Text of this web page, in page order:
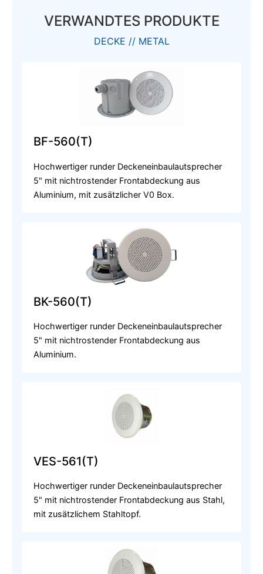
VERWANDTES PRODUKTE
DECKE // METAL
BF-560(T)
Hochwertiger runder Deckeneinbaulautsprecher
5" mit nichtrostender Frontabdeckung aus
Aluminium, mit zusätzlicher V0 Box.
BK-560(T)
Hochwertiger runder Deckeneinbaulautsprecher
5" mit nichtrostender Frontabdeckung aus
Aluminium.
VES-561(T)
Hochwertiger runder Deckeneinbaulautsprecher
5" mit nichtrostender Frontabdeckung aus Stahl,
mit zusätzlichem Stahltopf.